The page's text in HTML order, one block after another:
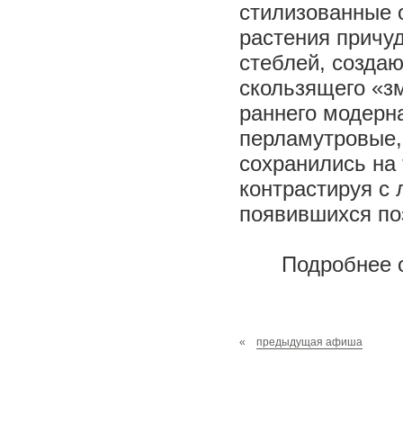
растения
стеблей,
скользящего
раннего
сохранились
контрастируя
появившихся
Подробнее
« предыдущая афиша